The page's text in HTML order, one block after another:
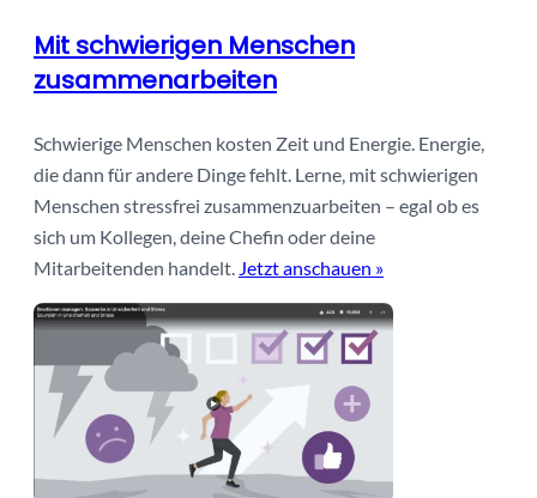
Mit schwierigen Menschen
zusammenarbeiten
Schwierige Menschen kosten Zeit und Energie. Energie,
die dann für andere Dinge fehlt. Lerne, mit schwierigen
Menschen stressfrei zusammenzuarbeiten – egal ob es
sich um Kollegen, deine Chefin oder deine
Mitarbeitenden handelt. Jetzt anschauen »